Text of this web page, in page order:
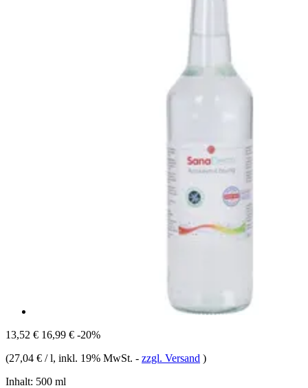
13,52 € 16,99 € -20%
(27,04 € / l, inkl. 19% MwSt. - zzgl. Versand )
Inhalt: 500 ml